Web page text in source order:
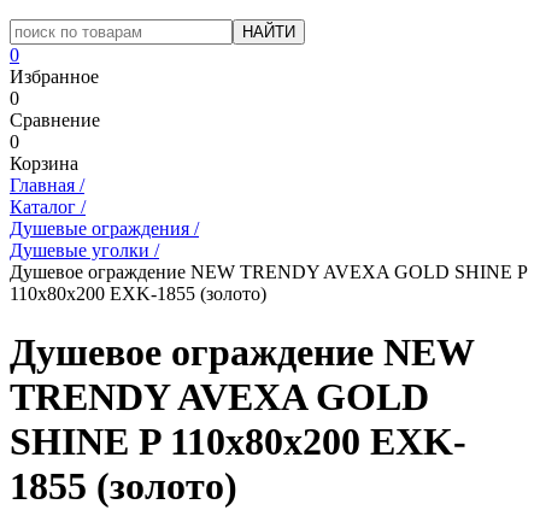
0
Избранное
0
Сравнение
0
Корзина
Главная /
Каталог /
Душевые ограждения /
Душевые уголки /
Душевое ограждение NEW TRENDY AVEXA GOLD SHINE P
110x80x200 EXK-1855 (золото)
Душевое ограждение NEW
TRENDY AVEXA GOLD
SHINE P 110x80x200 EXK-
1855 (золото)